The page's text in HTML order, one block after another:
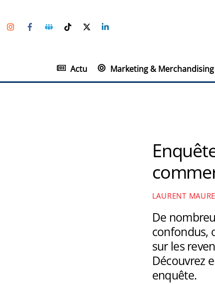
to
InstagramFacebookGroupe
Facebook
TikTokTwitter
Actu Marketing & Merchandising
LAURENT
De
confondus,
sur les
Découvrez
enquête.